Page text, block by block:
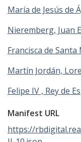
María de Jesús de
Nieremberg, Juan
Francisca de Santa
Martín Jordán,
Felipe IV , Rey de
Manifest URL
https://